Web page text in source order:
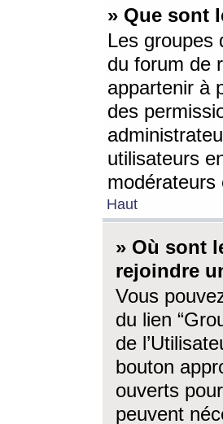
» Que sont
Les groupes
du forum de
appartenir à
des
utilisateurs
modérateurs
Haut
» Où sont
rejoindre
Vous
du lien
de
bouton
ouverts
peuvent